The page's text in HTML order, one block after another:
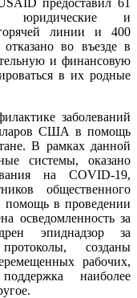
юридические и
линии и 400
во въезде в
и финансовую
в их родные
заболеваний
США в помощь
В рамках данной
системы, оказано
на COVID-19,
общественного
помощь в проведении
осведомленность за
эпиднадзор за
созданы
рабочих,
поддержка наиболее